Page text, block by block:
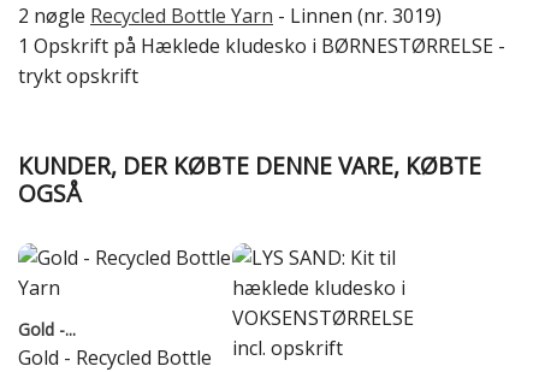
2 nøgle Recycled Bottle Yarn - Linnen (nr. 3019)
1 Opskrift på Hæklede kludesko i BØRNESTØRRELSE -
trykt opskrift
KUNDER, DER KØBTE DENNE VARE, KØBTE
OGSÅ
Gold -...
Gold - Recycled Bottle